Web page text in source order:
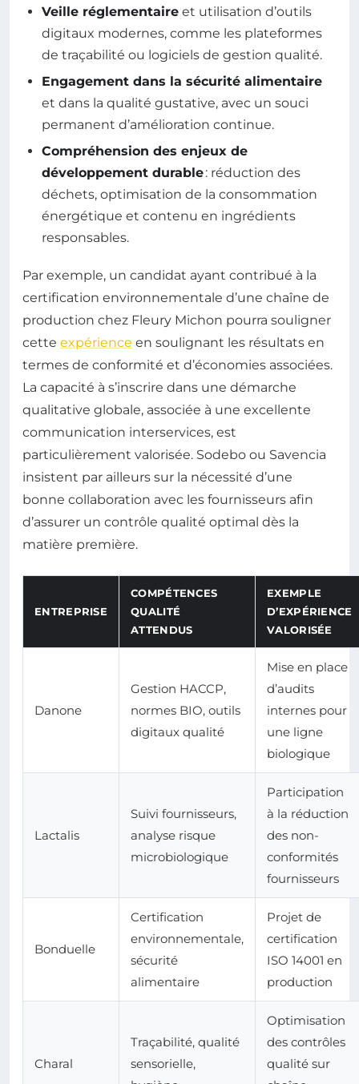
Veille réglementaire et utilisation d’outils
digitaux modernes, comme les plateformes
de traçabilité ou logiciels de gestion qualité.
Engagement dans la sécurité alimentaire
et dans la qualité gustative, avec un souci
permanent d’amélioration continue.
Compréhension des enjeux de
développement durable: réduction des
déchets, optimisation de la consommation
énergétique et contenu en ingrédients
responsables.
Par exemple, un candidat ayant contribué à la
certification environnementale d’une chaîne de
production chez Fleury Michon pourra souligner
cette expérience en soulignant les résultats en
termes de conformité et d’économies associées.
La capacité à s’inscrire dans une démarche
qualitative globale, associée à une excellente
communication interservices, est
particulièrement valorisée. Sodebo ou Savencia
insistent par ailleurs sur la nécessité d’une
bonne collaboration avec les fournisseurs afin
d’assurer un contrôle qualité optimal dès la
matière première.
ENTREPRISE
COMPÉTENCES
QUALITÉ
ATTENDUS
EXEMPLE
D’EXPÉRIENCE
VALORISÉE
Danone
Gestion HACCP,
normes BIO, outils
digitaux qualité
Mise en place
d’audits
internes pour
une ligne
biologique
Lactalis
Suivi fournisseurs,
analyse risque
microbiologique
Participation
à la réduction
des non-
conformités
fournisseurs
Bonduelle
Certification
environnementale,
sécurité
alimentaire
Projet de
certification
ISO 14001 en
production
Charal
Traçabilité, qualité
sensorielle,
Optimisation
des contrôles
qualité sur